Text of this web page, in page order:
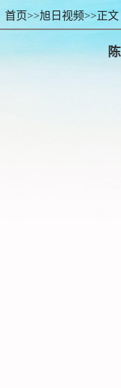
首页>>旭日视频>>正文